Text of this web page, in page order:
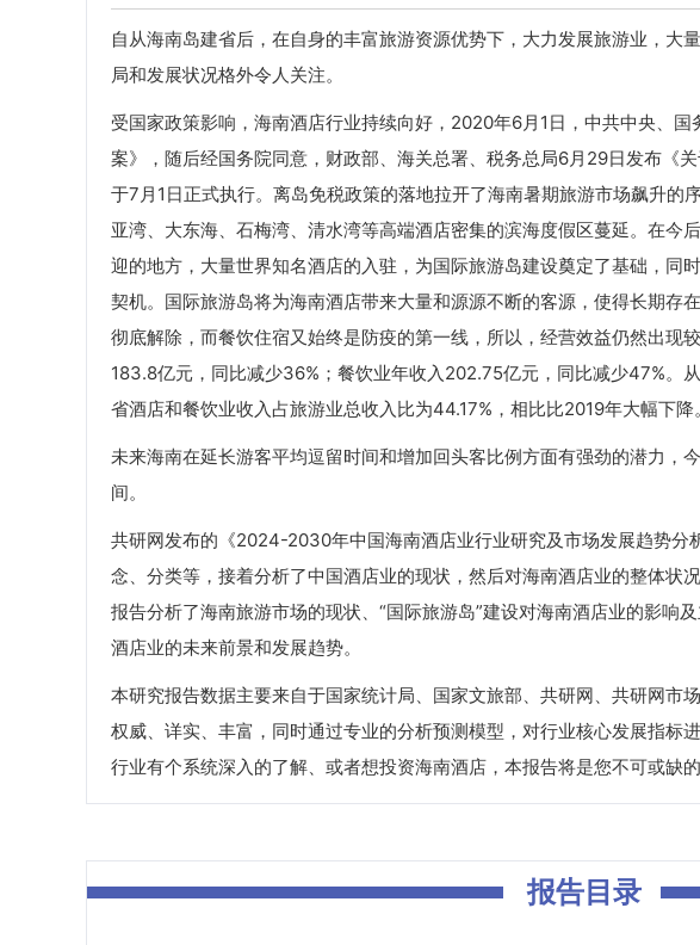
自从海南岛建省后，在自身的丰富旅游资源优势下，大力发展旅游业，大
局和发展状况格外令人关注。
受国家政策影响，海南酒店行业持续向好，2020年6月1日，中共中央、
案》，随后经国务院同意，财政部、海关总署、税务总局6月29日发布《
于7月1日正式执行。离岛免税政策的落地拉开了海南暑期旅游市场飙升的
亚湾、大东海、石梅湾、清水湾等高端酒店密集的滨海度假区蔓延。在今
迎的地方，大量世界知名酒店的入驻，为国际旅游岛建设奠定了基础，同
契机。国际旅游岛将为海南酒店带来大量和源源不断的客源，使得长期存
彻底解除，而餐饮住宿又始终是防疫的第一线，所以，经营效益仍然出现
183.8亿元，同比减少36%；餐饮业年收入202.75亿元，同比减少47%。
省酒店和餐饮业收入占旅游业总收入比为44.17%，相比比2019年大幅下降。
未来海南在延长游客平均逗留时间和增加回头客比例方面有强劲的潜力，
间。
共研网发布的《2024-2030年中国海南酒店业行业研究及市场发展趋势分
念、分类等，接着分析了中国酒店业的现状，然后对海南酒店业的整体状
报告分析了海南旅游市场的现状、“国际旅游岛”建设对海南酒店业的影响
酒店业的未来前景和发展趋势。
本研究报告数据主要来自于国家统计局、国家文旅部、共研网、共研网市
权威、详实、丰富，同时通过专业的分析预测模型，对行业核心发展指标
行业有个系统深入的了解、或者想投资海南酒店，本报告将是您不可或缺的
报告目录